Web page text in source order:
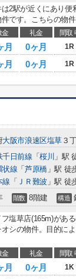
2駅が近くにあり
です。こちらの物
金 礼金 間取
月 0ヶ月 1R
月 0ヶ月 1R
大阪市浪速区塩草 ３
千日前線 「桜川 」駅
状線 「 芦原橋」駅 徒
線 「 ＪＲ難波 」駅 徒
階数 8階建 構造
塩草店(165m)があ
シの物件。目的に
金 礼金 間取
月 0ヶ月 1K